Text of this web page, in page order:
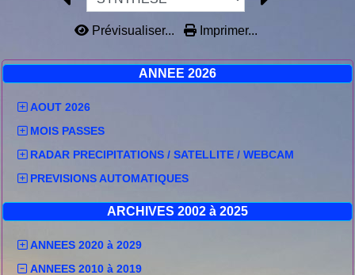
ANNEE 2026
AOUT 2026
MOIS PASSES
RADAR PRECIPITATIONS / SATELLITE / WEBCAM
PREVISIONS AUTOMATIQUES
ARCHIVES 2002 à 2025
ANNEES 2020 à 2029
ANNEES 2010 à 2019
Prévisualiser... Imprimer...